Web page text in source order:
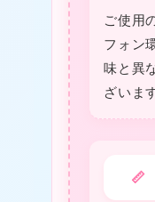
ご使用
フォン
味と異
ざいま
📏